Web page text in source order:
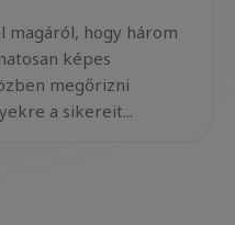
magáról, hogy három
képes
megőrizni
a sikereit...